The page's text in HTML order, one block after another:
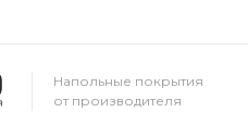
Напольные покрытия
от производителя